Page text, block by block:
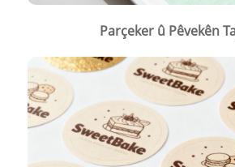
Parçeker û Pêvekên